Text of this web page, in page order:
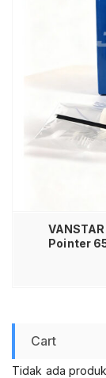
Pointer
Rail Mount
Cart
Tidak ada